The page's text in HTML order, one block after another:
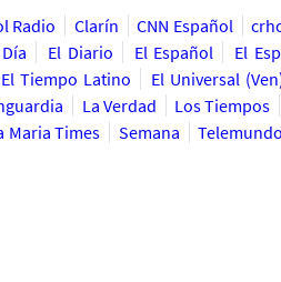
Radio Clarín CNN Español
El Diario El Español El
El Tiempo Latino El Universal
La Verdad Los Tiempos
Maria Times Semana Telemundo